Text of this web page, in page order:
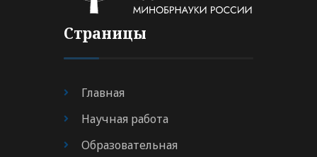
Страницы
Главная
Научная работа
Образовательная